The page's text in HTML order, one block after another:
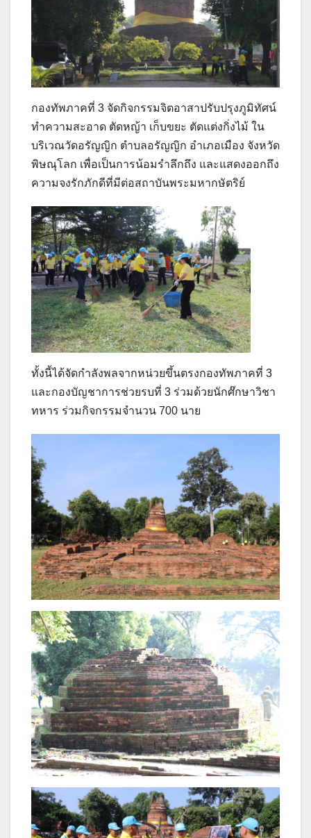
กองทัพภาคที่ 3 จัดกิจกรรมจิตอาสาปรับปรุงภูมิทัศน์
ทำความสะอาด ตัดหญ้า เก็บขยะ ตัดแต่งกิ่งไม้ ใน
บริเวณวัดอรัญญิก ตำบลอรัญญิก อำเภอเมือง จังหวัด
พิษณุโลก เพื่อเป็นการน้อมรำลึกถึง และแสดงออกถึง
ความจงรักภักดีที่มีต่อสถาบันพระมหากษัตริย์
ทั้งนี้ได้จัดกำลังพลจากหน่วยขึ้นตรงกองทัพภาคที่ 3
และกองบัญชาการช่วยรบที่ 3 ร่วมด้วยนักศ๊กษาวิชา
ทหาร ร่วมกิจกรรมจำนวน 700 นาย